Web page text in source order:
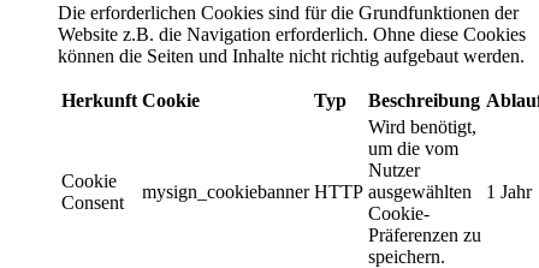
Die erforderlichen Cookies sind für die Grundfunktionen der
Website z.B. die Navigation erforderlich. Ohne diese Cookies
können die Seiten und Inhalte nicht richtig aufgebaut werden.
Herkunft Cookie Typ Beschreibung
Cookie
Consent
mysign_cookiebanner HTTP
Wird benötigt,
um die vom
Nutzer
ausgewählten
Cookie-
Präferenzen zu
speichern.
1 Jahr